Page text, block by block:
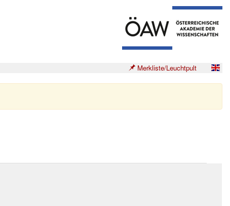
Merkliste/Leuchtpult